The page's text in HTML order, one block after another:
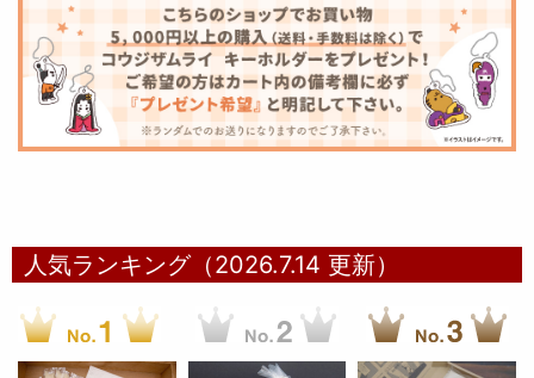
人気ランキング（2026.7.14 更新）